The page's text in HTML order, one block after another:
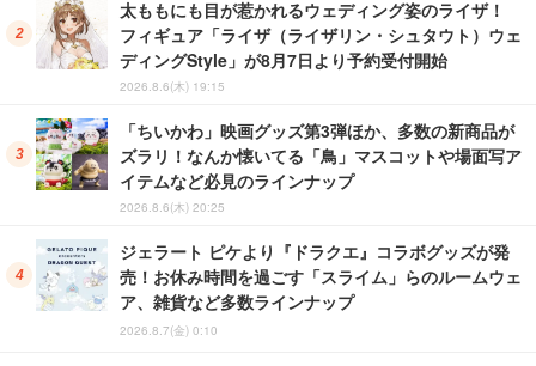
太ももにも目が惹かれるウェディング姿のライザ！
フィギュア「ライザ（ライザリン・シュタウト）ウェ
ディングStyle」が8月7日より予約受付開始
2026.8.6(木) 19:15
「ちいかわ」映画グッズ第3弾ほか、多数の新商品が
ズラリ！なんか懐いてる「鳥」マスコットや場面写ア
イテムなど必見のラインナップ
2026.8.6(木) 20:25
ジェラート ピケより『ドラクエ』コラボグッズが発
売！お休み時間を過ごす「スライム」らのルームウェ
ア、雑貨など多数ラインナップ
2026.8.7(金) 0:10